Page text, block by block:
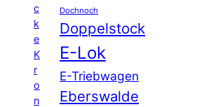
c
k
e
K
r
o
n
Dochnoch
Doppelstock
E-Lok
E-Triebwagen
Eberswalde